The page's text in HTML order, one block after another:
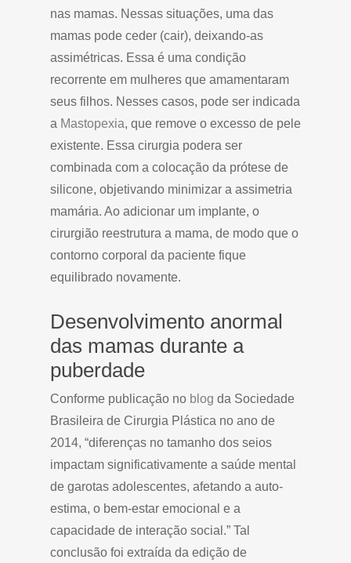
nas mamas. Nessas situações, uma das
mamas pode ceder (cair), deixando-as
assimétricas. Essa é uma condição
recorrente em mulheres que amamentaram
seus filhos. Nesses casos, pode ser indicada
a Mastopexia, que remove o excesso de pele
existente. Essa cirurgia podera ser
combinada com a colocação da prótese de
silicone, objetivando minimizar a assimetria
mamária. Ao adicionar um implante, o
cirurgião reestrutura a mama, de modo que o
contorno corporal da paciente fique
equilibrado novamente.
Desenvolvimento anormal
das mamas durante a
puberdade
Conforme publicação no blog da Sociedade
Brasileira de Cirurgia Plástica no ano de
2014, “diferenças no tamanho dos seios
impactam significativamente a saúde mental
de garotas adolescentes, afetando a auto-
estima, o bem-estar emocional e a
capacidade de interação social.” Tal
conclusão foi extraída da edição de